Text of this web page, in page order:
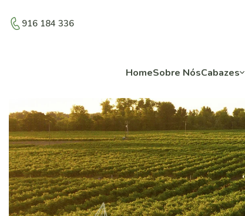
916 184 336
HomeSobre NósCabazes